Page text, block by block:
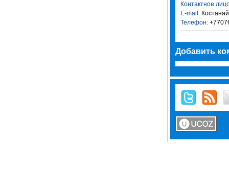
Контактное
E-mail:Костанай
Телефон:
Добавить